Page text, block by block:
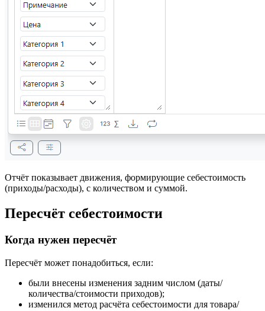
Отчёт показывает движения, формирующие себестоимость
(приходы/расходы), с количеством и суммой.
Пересчёт себестоимости
Когда нужен пересчёт
Пересчёт может понадобиться, если:
были внесены изменения задним числом (даты/
количества/стоимости приходов);
изменился метод расчёта себестоимости для товара/